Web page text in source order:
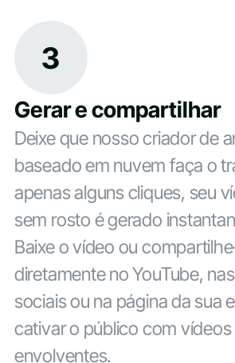
3
Gerar e compartilhar
Deixe que nosso criador de
baseado em nuvem faça o
apenas alguns cliques, seu
sem rosto é gerado
Baixe o vídeo ou
diretamente no YouTube,
sociais ou na página da sua
cativar o público com
envolventes.